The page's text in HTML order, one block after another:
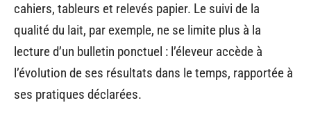
cahiers, tableurs et relevés papier. Le suivi de la
qualité du lait, par exemple, ne se limite plus à la
lecture d’un bulletin ponctuel : l’éleveur accède à
l’évolution de ses résultats dans le temps, rapportée à
ses pratiques déclarées.